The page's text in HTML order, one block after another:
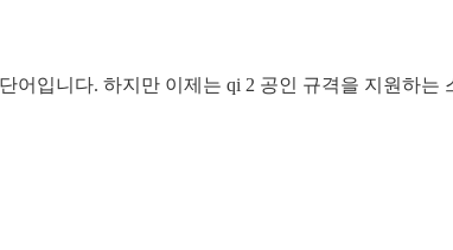
입니다. 하지만 이제는 qi 2 공인 규격을 지원하